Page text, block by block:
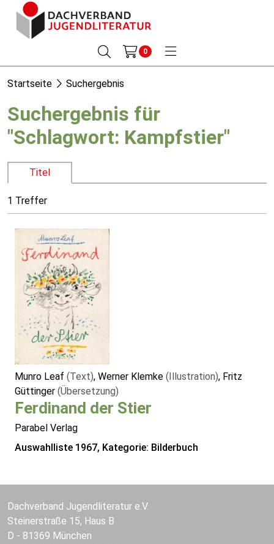
0
Startseite Suchergebnis
Suchergebnis für
"Schlagwort: Kampfstier"
Titel
1 Treffer
Munro Leaf (Text), Werner Klemke (Illustration), Fritz
Güttinger (Übersetzung)
Ferdinand der Stier
Parabel Verlag
Auswahlliste 1967, Kategorie: Bilderbuch
Dachverband Jugendliteratur e.V.
Steinerstraße 15, Haus B
D - 81369 München